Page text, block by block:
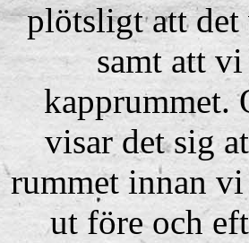
plötsligt att det
samt att
kapprummet.
visar det sig
rummet innan vi
ut före och